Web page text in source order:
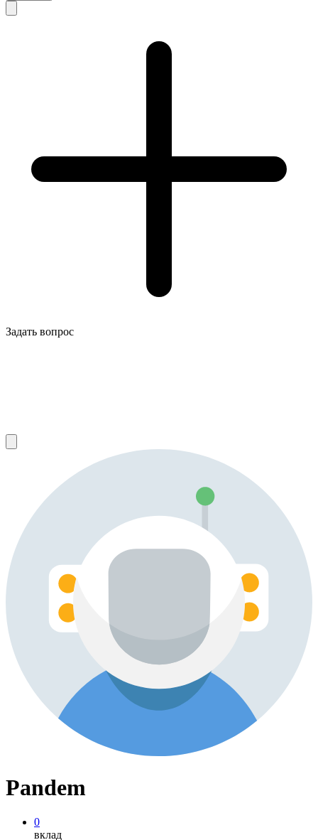
Задать вопрос
Pandem
0
вклад